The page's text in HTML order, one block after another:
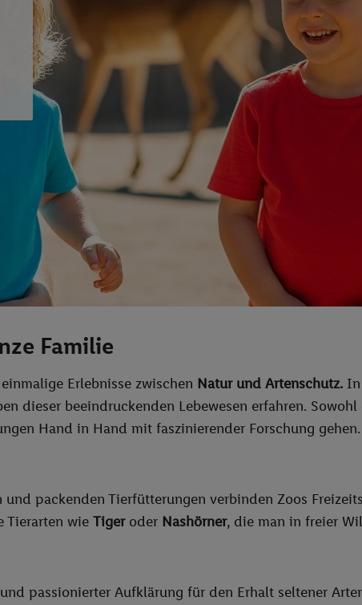
Familie
Erlebnisse zwischen Natur und Artenschutz.
dieser beeindruckenden Lebewesen erfahren.
Hand in Hand mit faszinierender Forschung
packenden Tierfütterungen verbinden Zoos
Tierarten wie Tigeroder Nashörner, die man in freier
passionierter Aufklärung für den Erhalt seltener